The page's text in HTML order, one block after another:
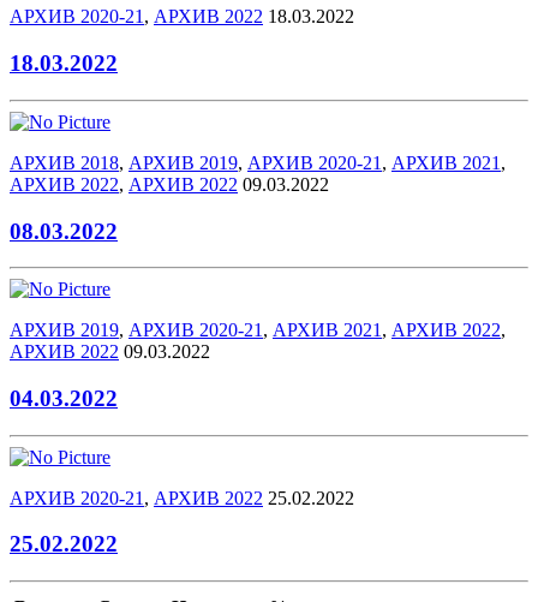
АРХИВ 2020-21, АРХИВ 2022 18.03.2022
18.03.2022
АРХИВ 2018, АРХИВ 2019, АРХИВ 2020-21 , АРХИВ 2021 ,
АРХИВ 2022, АРХИВ 2022 09.03.2022
08.03.2022
АРХИВ 2019, АРХИВ 2020-21 , АРХИВ 2021 , АРХИВ 2022,
АРХИВ 2022 09.03.2022
04.03.2022
АРХИВ 2020-21 , АРХИВ 2022 25.02.2022
25.02.2022